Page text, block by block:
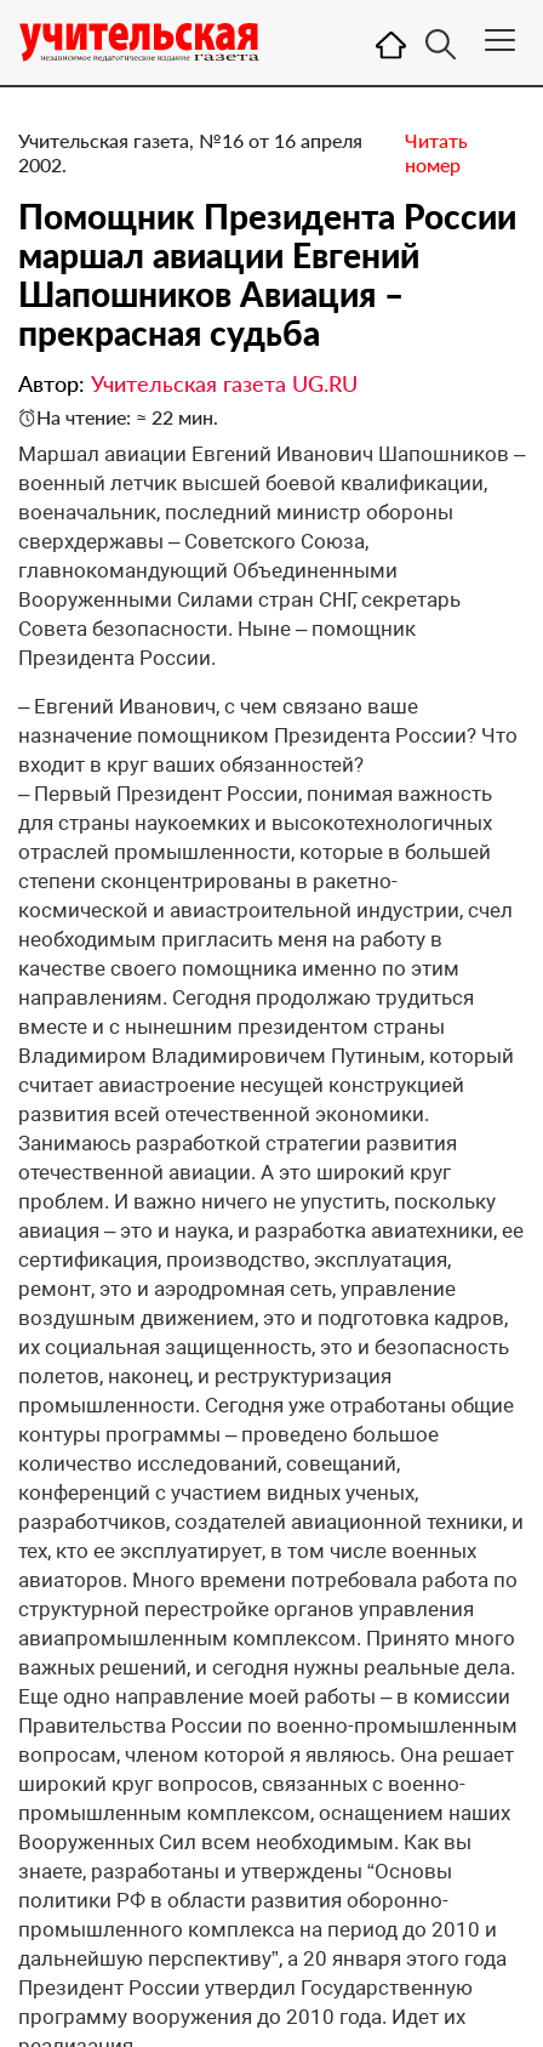
Учительская газета, №16 от 16 апреля
2002.
Читать
номер
Помощник Президента России
маршал авиации Евгений
Шапошников Авиация –
прекрасная судьба
Автор: Учительская газета UG.RU
На чтение: ≈ 22 мин.
Маршал авиации Евгений Иванович Шапошников –
военный летчик высшей боевой квалификации,
военачальник, последний министр обороны
сверхдержавы – Советского Союза,
главнокомандующий Объединенными
Вооруженными Силами стран СНГ, секретарь
Совета безопасности. Ныне – помощник
Президента России.
– Евгений Иванович, с чем связано ваше
назначение помощником Президента России? Что
входит в круг ваших обязанностей?
– Первый Президент России, понимая важность
для страны наукоемких и высокотехнологичных
отраслей промышленности, которые в большей
степени сконцентрированы в ракетно-
космической и авиастроительной индустрии, счел
необходимым пригласить меня на работу в
качестве своего помощника именно по этим
направлениям. Сегодня продолжаю трудиться
вместе и с нынешним президентом страны
Владимиром Владимировичем Путиным, который
считает авиастроение несущей конструкцией
развития всей отечественной экономики.
Занимаюсь разработкой стратегии развития
отечественной авиации. А это широкий круг
проблем. И важно ничего не упустить, поскольку
авиация – это и наука, и разработка авиатехники, ее
сертификация, производство, эксплуатация,
ремонт, это и аэродромная сеть, управление
воздушным движением, это и подготовка кадров,
их социальная защищенность, это и безопасность
полетов, наконец, и реструктуризация
промышленности. Сегодня уже отработаны общие
контуры программы – проведено большое
количество исследований, совещаний,
конференций с участием видных ученых,
разработчиков, создателей авиационной техники, и
тех, кто ее эксплуатирует, в том числе военных
авиаторов. Много времени потребовала работа по
структурной перестройке органов управления
авиапромышленным комплексом. Принято много
важных решений, и сегодня нужны реальные дела.
Еще одно направление моей работы – в комиссии
Правительства России по военно-промышленным
вопросам, членом которой я являюсь. Она решает
широкий круг вопросов, связанных с военно-
промышленным комплексом, оснащением наших
Вооруженных Сил всем необходимым. Как вы
знаете, разработаны и утверждены “Основы
политики РФ в области развития оборонно-
промышленного комплекса на период до 2010 и
дальнейшую перспективу”, а 20 января этого года
Президент России утвердил Государственную
программу вооружения до 2010 года. Идет их